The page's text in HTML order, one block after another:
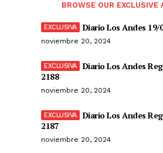
BROWSE OUR EXCLUSIVE
Diario Los Andes 19/
noviembre 20, 2024
Diario Los Andes
2188
noviembre 20, 2024
Diario Los Andes
2187
noviembre 20, 2024